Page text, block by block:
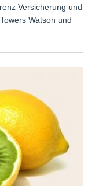
Versicherung und
Watson und